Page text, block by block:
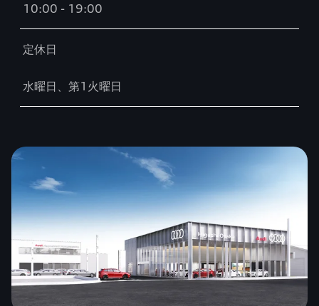
10:00 - 19:00
定休日
水曜日、第1火曜日